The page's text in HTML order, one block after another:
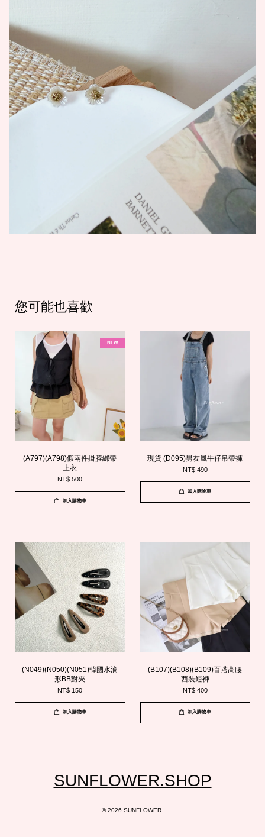
您可能也喜歡
NEW
(A797)(A798)假兩件掛脖綁帶
上衣
NT$ 500
加入購物車
現貨 (D095)男友風牛仔吊帶褲
NT$ 490
加入購物車
(N049)(N050)(N051)韓國水滴
形BB對夾
NT$ 150
加入購物車
(B107)(B108)(B109)百搭高腰
西裝短褲
NT$ 400
加入購物車
SUNFLOWER.SHOP
© 2026 SUNFLOWER.